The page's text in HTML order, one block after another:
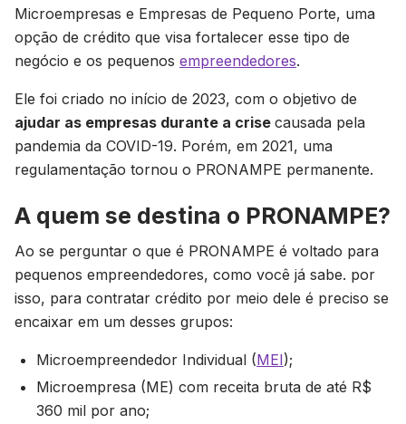
Microempresas e Empresas de Pequeno Porte, uma
opção de crédito que visa fortalecer esse tipo de
negócio e os pequenos empreendedores.
Ele foi criado no início de 2023, com o objetivo de
ajudar as empresas durante a crise causada pela
pandemia da COVID-19. Porém, em 2021, uma
regulamentação tornou o PRONAMPE permanente.
A quem se destina o PRONAMPE?
Ao se perguntar o que é PRONAMPE é voltado para
pequenos empreendedores, como você já sabe. por
isso, para contratar crédito por meio dele é preciso se
encaixar em um desses grupos:
Microempreendedor Individual (MEI);
Microempresa (ME) com receita bruta de até R$
360 mil por ano;